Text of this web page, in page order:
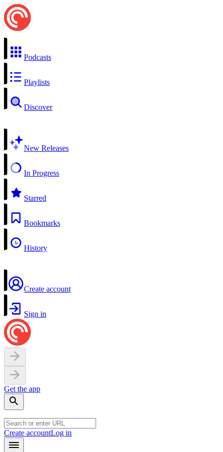
Podcasts
Playlists
Discover
New Releases
In Progress
Starred
Bookmarks
History
Create account
Sign in
Get the app
Create accountLog in